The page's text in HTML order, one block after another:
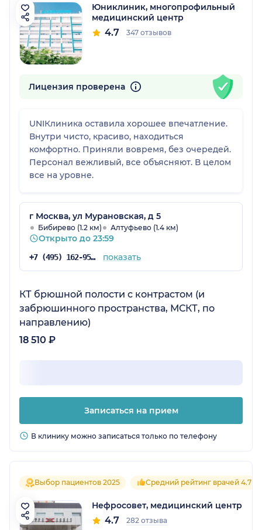
Юниклиник, многопрофильный
медицинский центр
4.7 347 отзывов
Лицензия проверена
UNIКлиника оставила хорошее впечатление.
Внутри чисто, красиво, находиться
комфортно. Приняли вовремя, без очередей.
Персонал вежливый, все объясняют. В целом
все на уровне.
г Москва, ул Мурановская, д 5
Бибирево (1.2 км) Алтуфьево (1.4 км)
Открыто до 23:59
+7 (495) 162-95-13 показать
КТ брюшной полости с контрастом (и
забрюшинного пространства, МСКТ, по
направлению)
18 510 ₽
Записаться на прием
В клинику можно записаться только по телефону
Выбор пациентов 2025 Средний рейтинг врачей 4.7
Нефросовет, медицинский центр
4.7 282 отзыва